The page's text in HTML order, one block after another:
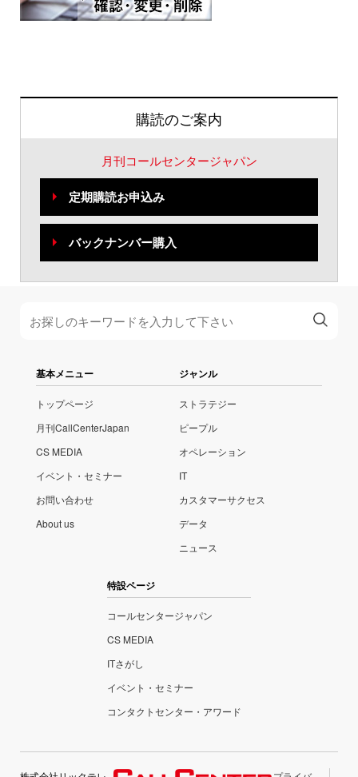
購読のご案内
月刊コールセンタージャパン
定期購読お申込み
バックナンバー購入
基本メニュー
トップページ
月刊CallCenterJapan
CS MEDIA
イベント・セミナー
お問い合わせ
About us
ジャンル
ストラテジー
ピープル
オペレーション
IT
カスタマーサクセス
データ
ニュース
特設ページ
コールセンタージャパン
CS MEDIA
ITさがし
イベント・セミナー
コンタクトセンター・アワード